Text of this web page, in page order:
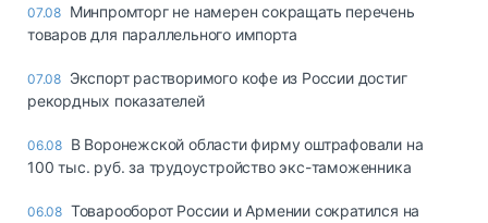
07.08 Минпромторг не намерен сокращать перечень
товаров для параллельного импорта
07.08 Экспорт растворимого кофе из России достиг
рекордных показателей
06.08 В Воронежской области фирму оштрафовали на
100 тыс. руб. за трудоустройство экс-таможенника
06.08 Товарооборот России и Армении сократился на